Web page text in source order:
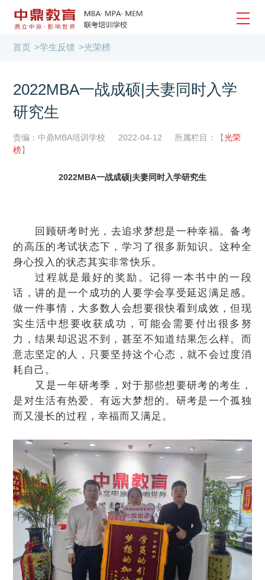
首页 >学生反馈 >光荣榜
2022MBA一战成硕|夫妻同时入学
研究生
责编：中鼎MBA培训学校 2022-04-12 所属栏目：【光荣
榜】
2022MBA一战成硕|夫妻同时入学研究生
回顾研考时光，去追求梦想是一种幸福 。备考
的高压的考试状态下，学习了很多新知识。这种全
身心投入的状态其实非常快乐。
过程就是最好的奖励。记得一本书中的一段
话，讲的是一个成功的人要学会享受延迟满足感。
做一件事情，大多数人会想要很快看到成效，但现
实生活中想要收获成功，可能会需要付出很多努
力，结果却迟迟不到，甚至不知道结果怎么样。而
意志坚定的人，只要坚持这个心态，就不会过度消
耗自己。
又是一年研考季，对于那些想要研考的考生，
是对生活有热爱、有远大梦想的。研考是一个孤独
而又漫长的过程 ，幸福而又满足。